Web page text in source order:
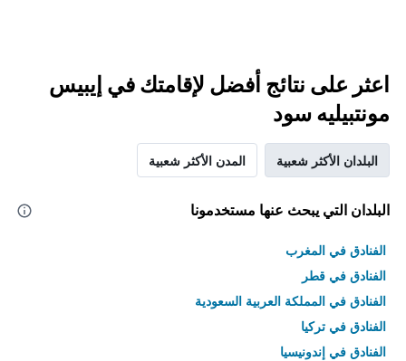
اعثر على نتائج أفضل لإقامتك في إيبيس
مونتبيليه سود
البلدان الأكثر شعبية المدن الأكثر شعبية
البلدان التي يبحث عنها مستخدمونا
الفنادق في المغرب
الفنادق في قطر
الفنادق في المملكة العربية السعودية
الفنادق في تركيا
الفنادق في إندونيسيا